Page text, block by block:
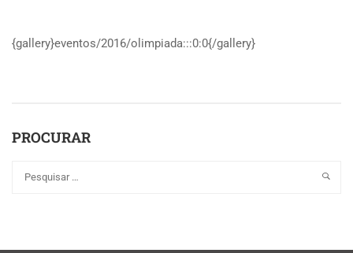
{gallery}eventos/2016/olimpiada:::0:0{/gallery}
PROCURAR